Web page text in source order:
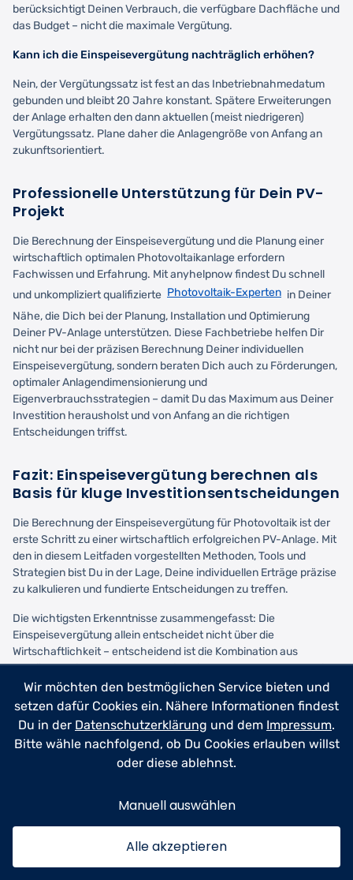
berücksichtigt Deinen Verbrauch, die verfügbare Dachfläche und
das Budget – nicht die maximale Vergütung.
Kann ich die Einspeisevergütung nachträglich erhöhen?
Nein, der Vergütungssatz ist fest an das Inbetriebnahmedatum
gebunden und bleibt 20 Jahre konstant. Spätere Erweiterungen
der Anlage erhalten den dann aktuellen (meist niedrigeren)
Vergütungssatz. Plane daher die Anlagengröße von Anfang an
zukunftsorientiert.
Professionelle Unterstützung für Dein PV-
Projekt
Die Berechnung der Einspeisevergütung und die Planung einer
wirtschaftlich optimalen Photovoltaikanlage erfordern
Fachwissen und Erfahrung. Mit anyhelpnow findest Du schnell
und unkompliziert qualifizierte Photovoltaik-Experten in Deiner
Nähe, die Dich bei der Planung, Installation und Optimierung
Deiner PV-Anlage unterstützen. Diese Fachbetriebe helfen Dir
nicht nur bei der präzisen Berechnung Deiner individuellen
Einspeisevergütung, sondern beraten Dich auch zu Förderungen,
optimaler Anlagendimensionierung und
Eigenverbrauchsstrategien – damit Du das Maximum aus Deiner
Investition herausholst und von Anfang an die richtigen
Entscheidungen triffst.
Fazit: Einspeisevergütung berechnen als
Basis für kluge Investitionsentscheidungen
Die Berechnung der Einspeisevergütung für Photovoltaik ist der
erste Schritt zu einer wirtschaftlich erfolgreichen PV-Anlage. Mit
den in diesem Leitfaden vorgestellten Methoden, Tools und
Strategien bist Du in der Lage, Deine individuellen Erträge präzise
zu kalkulieren und fundierte Entscheidungen zu treffen.
Die wichtigsten Erkenntnisse zusammengefasst: Die
Einspeisevergütung allein entscheidet nicht über die
Wirtschaftlichkeit – entscheidend ist die Kombination aus
Vergütung, Eigenverbrauch und intelligenter Laststeuerung. Die
monatliche Degression macht frühzeitige Planung wertvoll, aber
überstürzte Entscheidungen sind fehl am Platz. Steuerliche
Vereinfachungen seit 2023 haben PV-Anlagen noch attraktiver
gemacht.
Dein nächster Schritt: Nutze die vorgestellten Online-Rechner für
nach dem Preis, sondern auch nach der Qualität der Beratung.
Eine gut geplante PV-Anlage liefert Dir 25-30 Jahre zuverlässige
Erträge – die Zeit für eine gründliche Planung ist gut investiert.
Wir möchten den bestmöglichen Service bieten und
setzen dafür Cookies ein. Nähere Informationen findest
Du in der Datenschutzerklärung und dem Impressum.
Bitte wähle nachfolgend, ob Du Cookies erlauben willst
oder diese ablehnst.
Manuell auswählen
Alle akzeptieren